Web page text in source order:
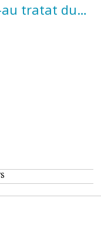
tratat după